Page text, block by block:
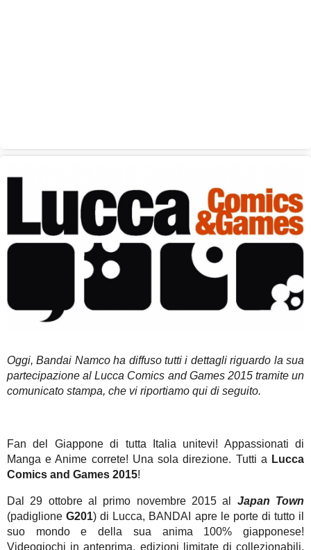
Oggi, Bandai Namco ha diffuso tutti i dettagli riguardo la sua
partecipazione al Lucca Comics and Games 2015 tramite un
comunicato stampa, che vi riportiamo qui di seguito.
Fan del Giappone di tutta Italia unitevi! Appassionati di
Manga e Anime correte! Una sola direzione. Tutti a Lucca
Comics and Games 2015!
Dal 29 ottobre al primo novembre 2015 al Japan Town
(padiglioneG201) di Lucca, BANDAI apre le porte di tutto il
suo mondo e della sua anima 100% giapponese!
Videogiochi in anteprima, edizioni limitate di collezionabili,